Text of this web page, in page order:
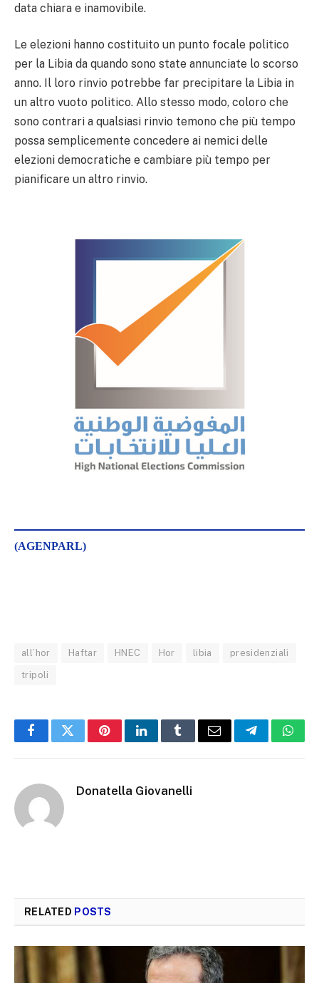
data chiara e inamovibile.
Le elezioni hanno costituito un punto focale politico
per la Libia da quando sono state annunciate lo scorso
anno. Il loro rinvio potrebbe far precipitare la Libia in
un altro vuoto politico. Allo stesso modo, coloro che
sono contrari a qualsiasi rinvio temono che più tempo
possa semplicemente concedere ai nemici delle
elezioni democratiche e cambiare più tempo per
pianificare un altro rinvio.
(AGENPARL)
all’hor Haftar HNEC Hor libia presidenziali
tripoli
FacebookTwitterPinterestLinkedInTumblrEmail Telegram
Donatella Giovanelli
RELATED POSTS